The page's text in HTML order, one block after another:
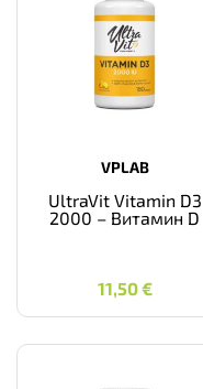
VPLAB
UltraVit Vitamin D3
2000 – Витамин D
11,50€
11,50 €